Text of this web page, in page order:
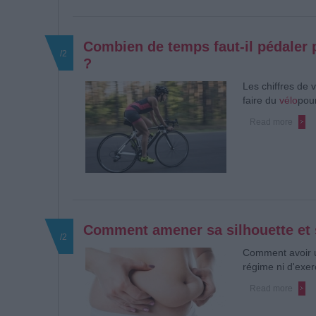
Combien de temps faut-il
?
/2
Les chiffres de
faire du vélo
Comment amener sa silhouette
/2
Comment avoir
régime ni